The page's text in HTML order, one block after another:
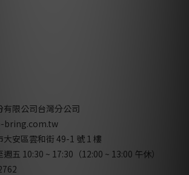
有限公司台灣分公司
bring.com.tw
大安區雲和街 49-1 號 1 樓
五 10:30 ~ 17:30（12:00 ~ 13:00 午休）